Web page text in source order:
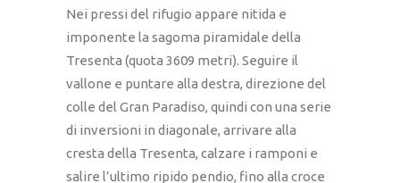
Nei pressi del rifugio appare nitida e
imponente la sagoma piramidale della
Tresenta (quota 3609 metri). Seguire il
vallone e puntare alla destra, direzione del
colle del Gran Paradiso, quindi con una serie
di inversioni in diagonale, arrivare alla
cresta della Tresenta, calzare i ramponi e
salire l’ultimo ripido pendio, fino alla croce